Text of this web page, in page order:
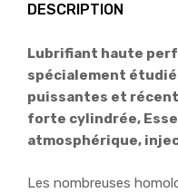
DESCRIPTION
Lubrifiant haute
spécialement
puissantes et
forte cylindrée,
atmosphérique,
Les nombreuses